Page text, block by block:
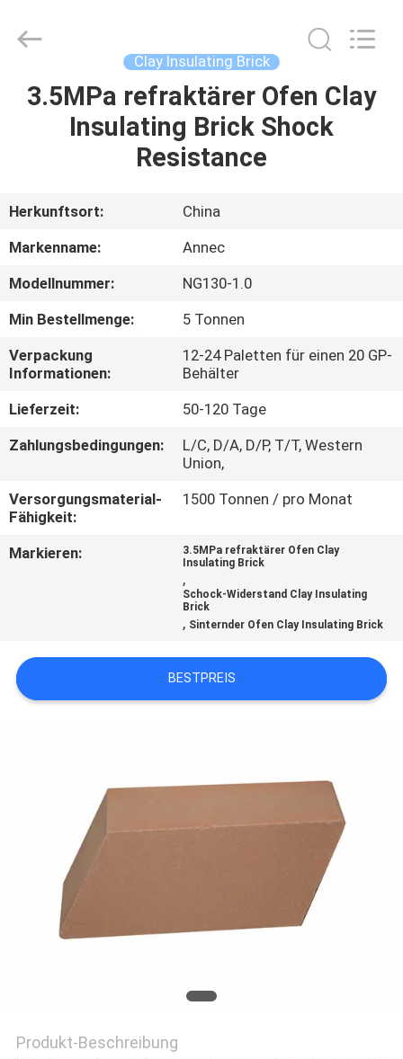
ZU
HAUSE
ÜBER
UNS
WERKSBESICHTIGUNG
QUALITÄTSKONTROLLE
KONTAKT
UNS
NEUIGKEITEN
RECHTSSACHEN
SITEMAP
Reserved.
Clay Insulating Brick
3.5MPa refraktärer Ofen Clay
Insulating Brick Shock
Resistance
Herkunftsort:
China
Markenname:
Annec
Modellnummer:
NG130-1.0
Min Bestellmenge:
5 Tonnen
Verpackung
Informationen:
12-24 Paletten für einen 20 GP-
Behälter
Lieferzeit:
50-120 Tage
Zahlungsbedingungen:
L/C, D/A, D/P, T/T, Western
Union,
Versorgungsmaterial-
Fähigkeit:
1500 Tonnen / pro Monat
Markieren:
3.5MPa refraktärer Ofen Clay
Insulating Brick
,
Schock-Widerstand Clay Insulating
Brick
, Sinternder Ofen Clay Insulating Brick
BESTPREIS
Produkt-Beschreibung